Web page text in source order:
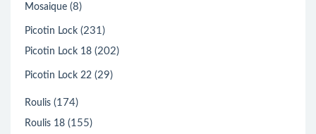
Mosaique (8)
Picotin Lock (231)
Picotin Lock 18 (202)
Picotin Lock 22 (29)
Roulis (174)
Roulis 18 (155)